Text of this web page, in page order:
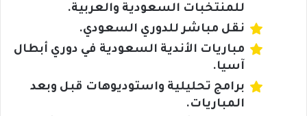
للمنتخبات السعودية والعربية.
نقل مباشر للدوري السعودي.
مباريات الأندية السعودية في دوري أبطال
آسيا.
برامج تحليلية واستوديوهات قبل وبعد
المباريات.